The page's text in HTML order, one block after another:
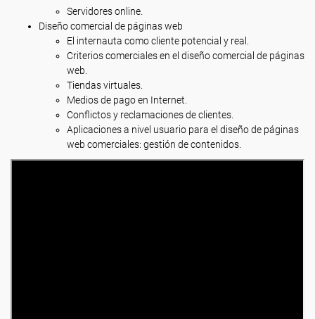
Servidores online.
Diseño comercial de páginas web
El internauta como cliente potencial y real.
Criterios comerciales en el diseño comercial de páginas
web.
Tiendas virtuales.
Medios de pago en Internet.
Conflictos y reclamaciones de clientes.
Aplicaciones a nivel usuario para el diseño de páginas
web comerciales: gestión de contenidos.